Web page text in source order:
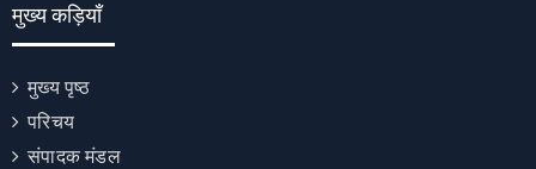
मुख्य कड़ियाँ
मुख्य पृष्ठ
परिचय
संपादक मंडल